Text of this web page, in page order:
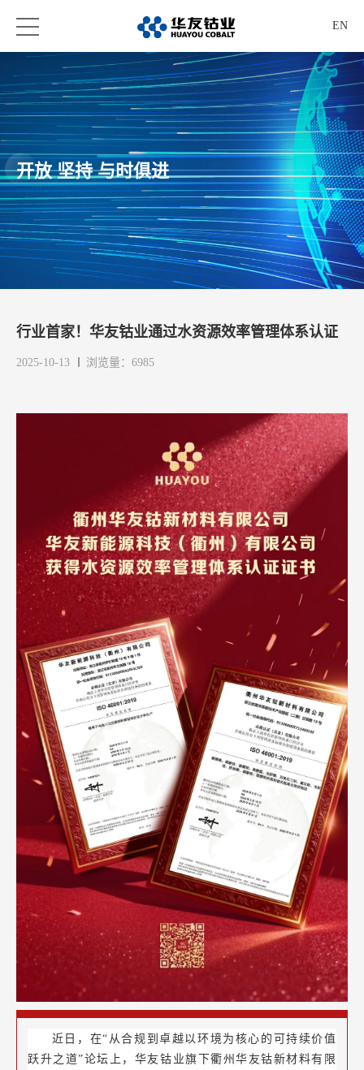
EN
开放 坚持 与时俱进
行业首家！华友钴业通过水资源效率管理体系认证
2025-10-13 浏览量：6985
近日，在“从合规到卓越以环境为核心的可持续价值
跃升之道”论坛上，华友钴业旗下衢州华友钴新材料有限